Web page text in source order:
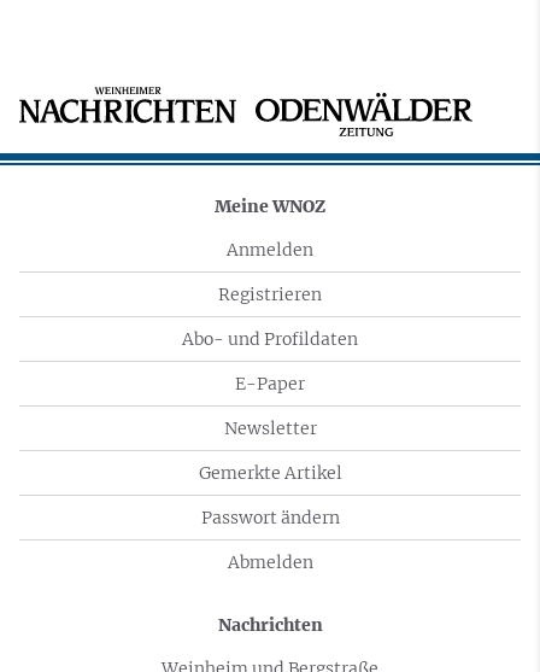
Meine WNOZ
Anmelden
Registrieren
Abo- und Profildaten
E-Paper
Newsletter
Gemerkte Artikel
Passwort ändern
Abmelden
Nachrichten